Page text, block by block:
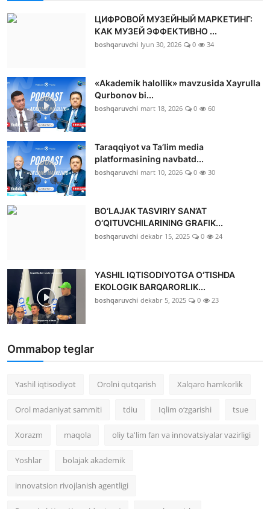
ЦИФРОВОЙ МУЗЕЙНЫЙ МАРКЕТИНГ:
КАК МУЗЕЙ ЭФФЕКТИВНО ...
boshqaruvchi Iyun 30, 2026 0 34
«Akademik halollik» mavzusida Xayrulla
Qurbonov bi...
boshqaruvchi mart 18, 2026 0 60
Taraqqiyot va Ta’lim media
platformasining navbatd...
boshqaruvchi mart 10, 2026 0 30
BO‘LAJAK TASVIRIY SAN’AT
O‘QITUVCHILARINING GRAFIK...
boshqaruvchi dekabr 15, 2025 0 24
YASHIL IQTISODIYOTGA O‘TISHDA
EKOLOGIK BARQARORLIK...
boshqaruvchi dekabr 5, 2025 0 23
Ommabop teglar
Yashil iqtisodiyot Orolni qutqarish Xalqaro hamkorlik
Orol madaniyat sammiti tdiu Iqlim o‘zgarishi tsue
Xorazm maqola oliy ta'lim fan va innovatsiyalar vazirligi
Yoshlar bolajak akademik
innovatsion rivojlanish agentligi